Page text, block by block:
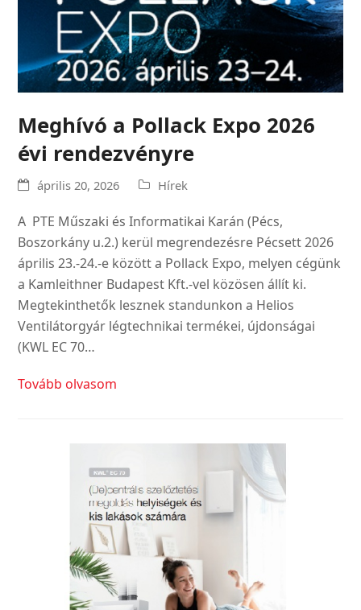
Meghívó a Pollack Expo 2026
évi rendezvényre
április 20, 2026 Hírek
A PTE Műszaki és Informatikai Karán (Pécs,
Boszorkány u.2.) kerül megrendezésre Pécsett 2026
április 23.-24.-e között a Pollack Expo, melyen cégünk
a Kamleithner Budapest Kft.-vel közösen állít ki.
Megtekinthetők lesznek standunkon a Helios
Ventilátorgyár légtechnikai termékei, újdonságai
(KWL EC 70…
Tovább olvasom